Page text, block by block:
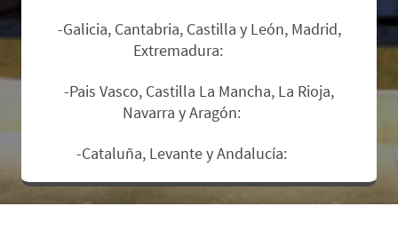
-Galicia, Cantabria, Castilla y León, Madrid,
Extremadura:
-Pais Vasco, Castilla La Mancha, La Rioja,
Navarra y Aragón:
-Cataluña, Levante y Andalucía: